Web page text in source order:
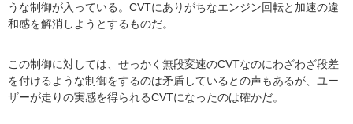
うな制御が入っている。CVTにありがちなエンジン回転と加速の違
和感を解消しようとするものだ。
この制御に対しては、せっかく無段変速のCVTなのにわざわざ段差
を付けるような制御をするのは矛盾しているとの声もあるが、ユー
ザーが走りの実感を得られるCVTになったのは確かだ。